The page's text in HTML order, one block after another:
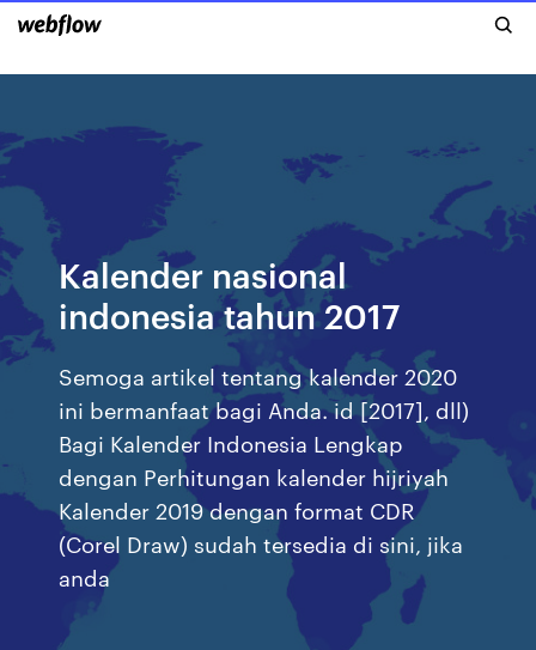
Kalender nasional
indonesia tahun 2017
Semoga artikel tentang kalender 2020
ini bermanfaat bagi Anda. id [2017], dll)
Bagi Kalender Indonesia Lengkap
dengan Perhitungan kalender hijriyah
Kalender 2019 dengan format CDR
(Corel Draw) sudah tersedia di sini, jika
anda